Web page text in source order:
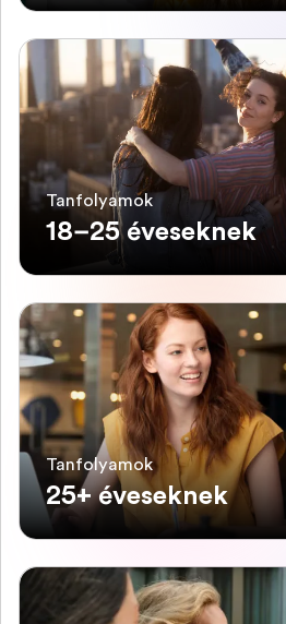
Tanfolyamok
18–25 éveseknek
Tanfolyamok
25+ éveseknek